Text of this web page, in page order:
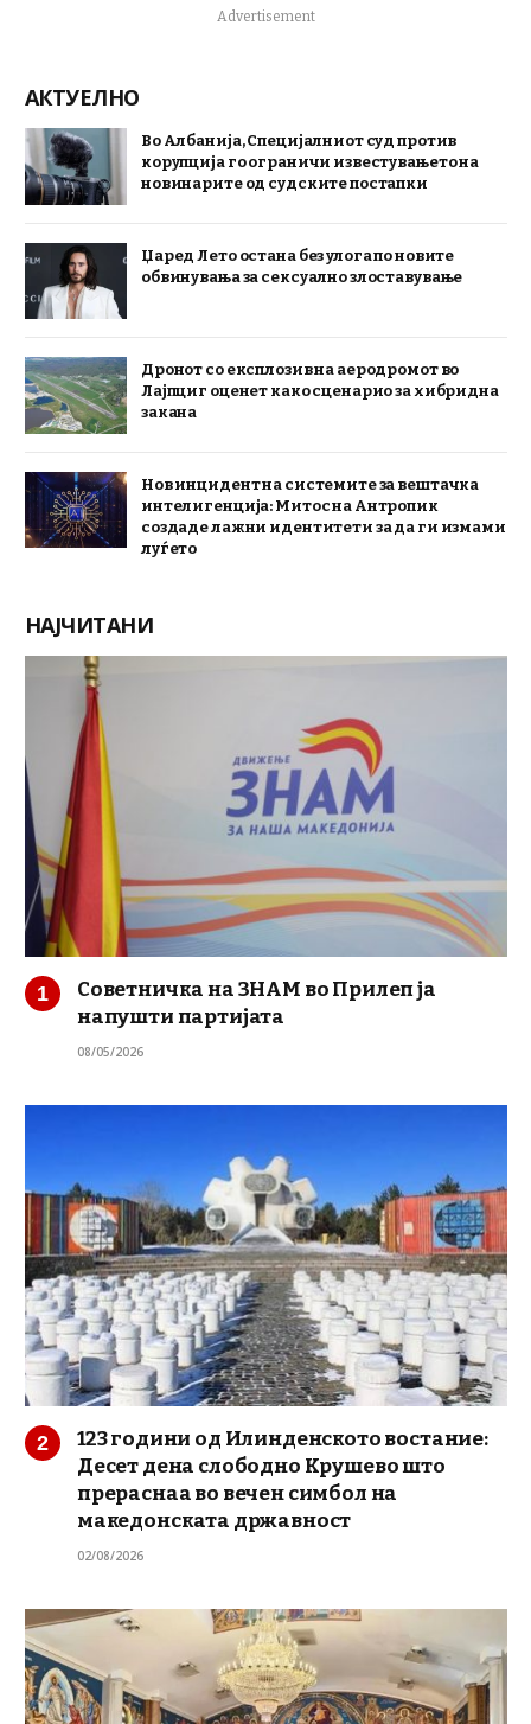
Advertisement
АКТУЕЛНО
Во Албанија, Специјалниот суд против
корупција го ограничи известувањето на
новинарите од судските постапки
Џаред Лето остана без улога по новите
обвинувања за сексуално злоставување
Дронот со експлозив на аеродромот во
Лајпциг оценет како сценарио за хибридна
закана
Нов инцидент на системите за вештачка
интелигенција: Митос на Антропик
создаде лажни идентитети за да ги измами
луѓето
НАЈЧИТАНИ
Советничка на ЗНАМ во Прилеп ја
напушти партијата
08/05/2026
123 години од Илинденското востание:
Десет дена слободно Крушево што
прераснаа во вечен симбол на
македонската државност
02/08/2026